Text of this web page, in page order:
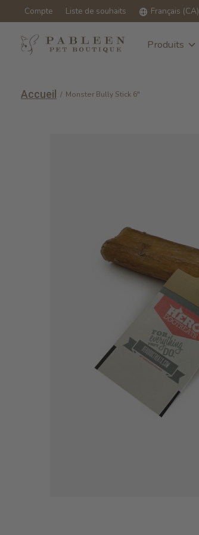
Compte Liste de souhaits Français (CA)
Produits
Accueil / Monster Bully Stick 6"